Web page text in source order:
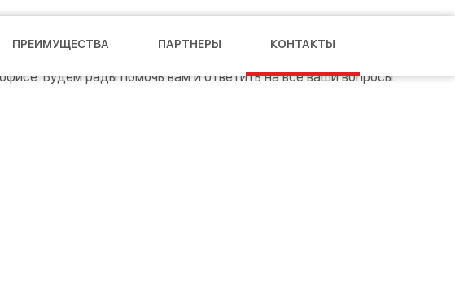
ПРЕИМУЩЕСТВА ПАРТНЕРЫ КОНТАКТЫ
Будем рады помочь вам и ответить на все ваши вопросы.